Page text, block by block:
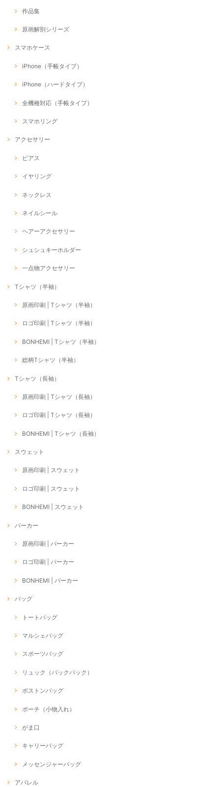
作品集
原画解剖シリーズ
スマホケース
iPhone（手帳タイプ）
iPhone（ハードタイプ）
全機種対応（手帳タイプ）
スマホリング
アクセサリー
ピアス
イヤリング
ネックレス
ネイルシール
ヘアーアクセサリー
シュシュキーホルダー
一点物アクセサリー
Tシャツ（半袖）
原画印刷 | Tシャツ（半袖）
ロゴ印刷 | Tシャツ（半袖）
BONHEMI | Tシャツ（半袖）
総柄Tシャツ（半袖）
Tシャツ（長袖）
原画印刷 | Tシャツ（長袖）
ロゴ印刷 | Tシャツ（長袖）
BONHEMI | Tシャツ（長袖）
スウェット
原画印刷 | スウェット
ロゴ印刷 | スウェット
BONHEMI | スウェット
パーカー
原画印刷 | パーカー
ロゴ印刷 | パーカー
BONHEMI | パーカー
バッグ
トートバッグ
マルシェバッグ
スポーツバッグ
リュック（バックパック）
ボストンバッグ
ポーチ（小物入れ）
がま口
キャリーバッグ
メッセンジャーバッグ
アパレル